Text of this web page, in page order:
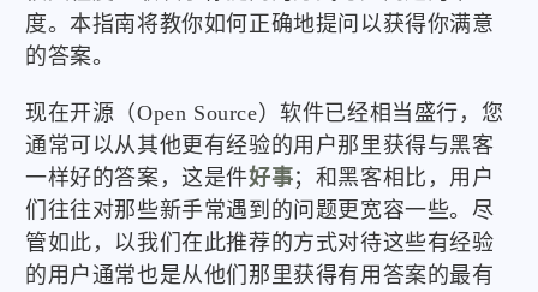
度。本指南将教你如何正确地提问以获得你满意
的答案。
现在开源（Open Source）软件已经相当盛行，您
通常可以从其他更有经验的用户那里获得与黑客
一样好的答案，这是件好事；和黑客相比，用户
们往往对那些新手常遇到的问题更宽容一些。尽
管如此，以我们在此推荐的方式对待这些有经验
的用户通常也是从他们那里获得有用答案的最有